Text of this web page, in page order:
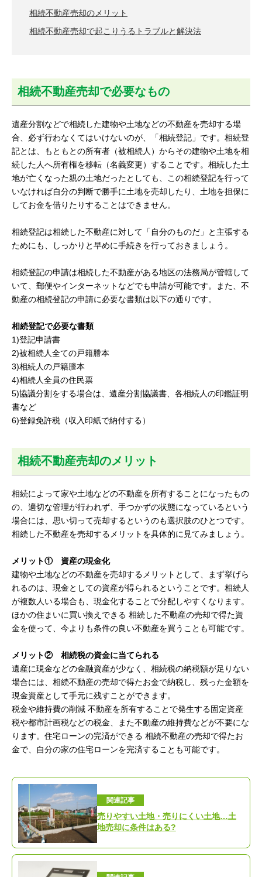
相続不動産売却のメリット
相続不動産売却で起こりうるトラブルと解決法
相続不動産売却で必要なもの
遺産分割などで相続した建物や土地などの不動産を売却する場
合、必ず行わなくてはいけないのが、「相続登記」です。相続登
記とは、もともとの所有者（被相続人）からその建物や土地を相
続した人へ所有権を移転（名義変更）することです。相続した土
地が亡くなった親の土地だったとしても、この相続登記を行って
いなければ自分の判断で勝手に土地を売却したり、土地を担保に
してお金を借りたりすることはできません。
相続登記は相続した不動産に対して「自分のものだ」と主張する
ためにも、しっかりと早めに手続きを行っておきましょう。
相続登記の申請は相続した不動産がある地区の法務局が管轄して
いて、郵便やインターネットなどでも申請が可能です。また、不
動産の相続登記の申請に必要な書類は以下の通りです。
相続登記で必要な書類
1)登記申請書
2)被相続人全ての戸籍謄本
3)相続人の戸籍謄本
4)相続人全員の住民票
5)協議分割をする場合は、遺産分割協議書、各相続人の印鑑証明
書など
6)登録免許税（収入印紙で納付する）
相続不動産売却のメリット
相続によって家や土地などの不動産を所有することになったもの
の、適切な管理が行われず、手つかずの状態になっているという
場合には、思い切って売却するというのも選択肢のひとつです。
相続した不動産を売却するメリットを具体的に見てみましょう。
メリット① 資産の現金化
建物や土地などの不動産を売却するメリットとして、まず挙げら
れるのは、現金としての資産が得られるということです。相続人
が複数人いる場合も、現金化することで分配しやすくなります。
ほかの住まいに買い換えできる 相続した不動産の売却で得た資
金を使って、今よりも条件の良い不動産を買うことも可能です。
メリット② 相続税の資金に当てられる
遺産に現金などの金融資産が少なく、相続税の納税額が足りない
場合には、相続不動産の売却で得たお金で納税し、残った金額を
現金資産として手元に残すことができます。
税金や維持費の削減 不動産を所有することで発生する固定資産
税や都市計画税などの税金、また不動産の維持費などが不要にな
ります。住宅ローンの完済ができる 相続不動産の売却で得たお
金で、自分の家の住宅ローンを完済することも可能です。
関連記事
売りやすい土地・売りにくい土地…土
地売却に条件はある?